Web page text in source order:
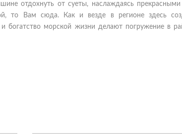
отдохнуть от суеты, наслаждаясь
то Вам сюда. Как и везде в регионе здесь
богатство морской жизни делают погружение в